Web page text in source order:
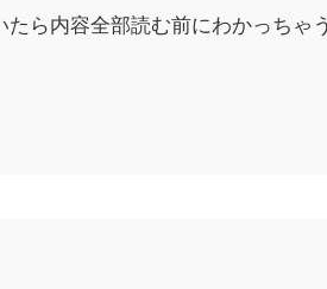
ら内容全部読む前にわかっちゃ